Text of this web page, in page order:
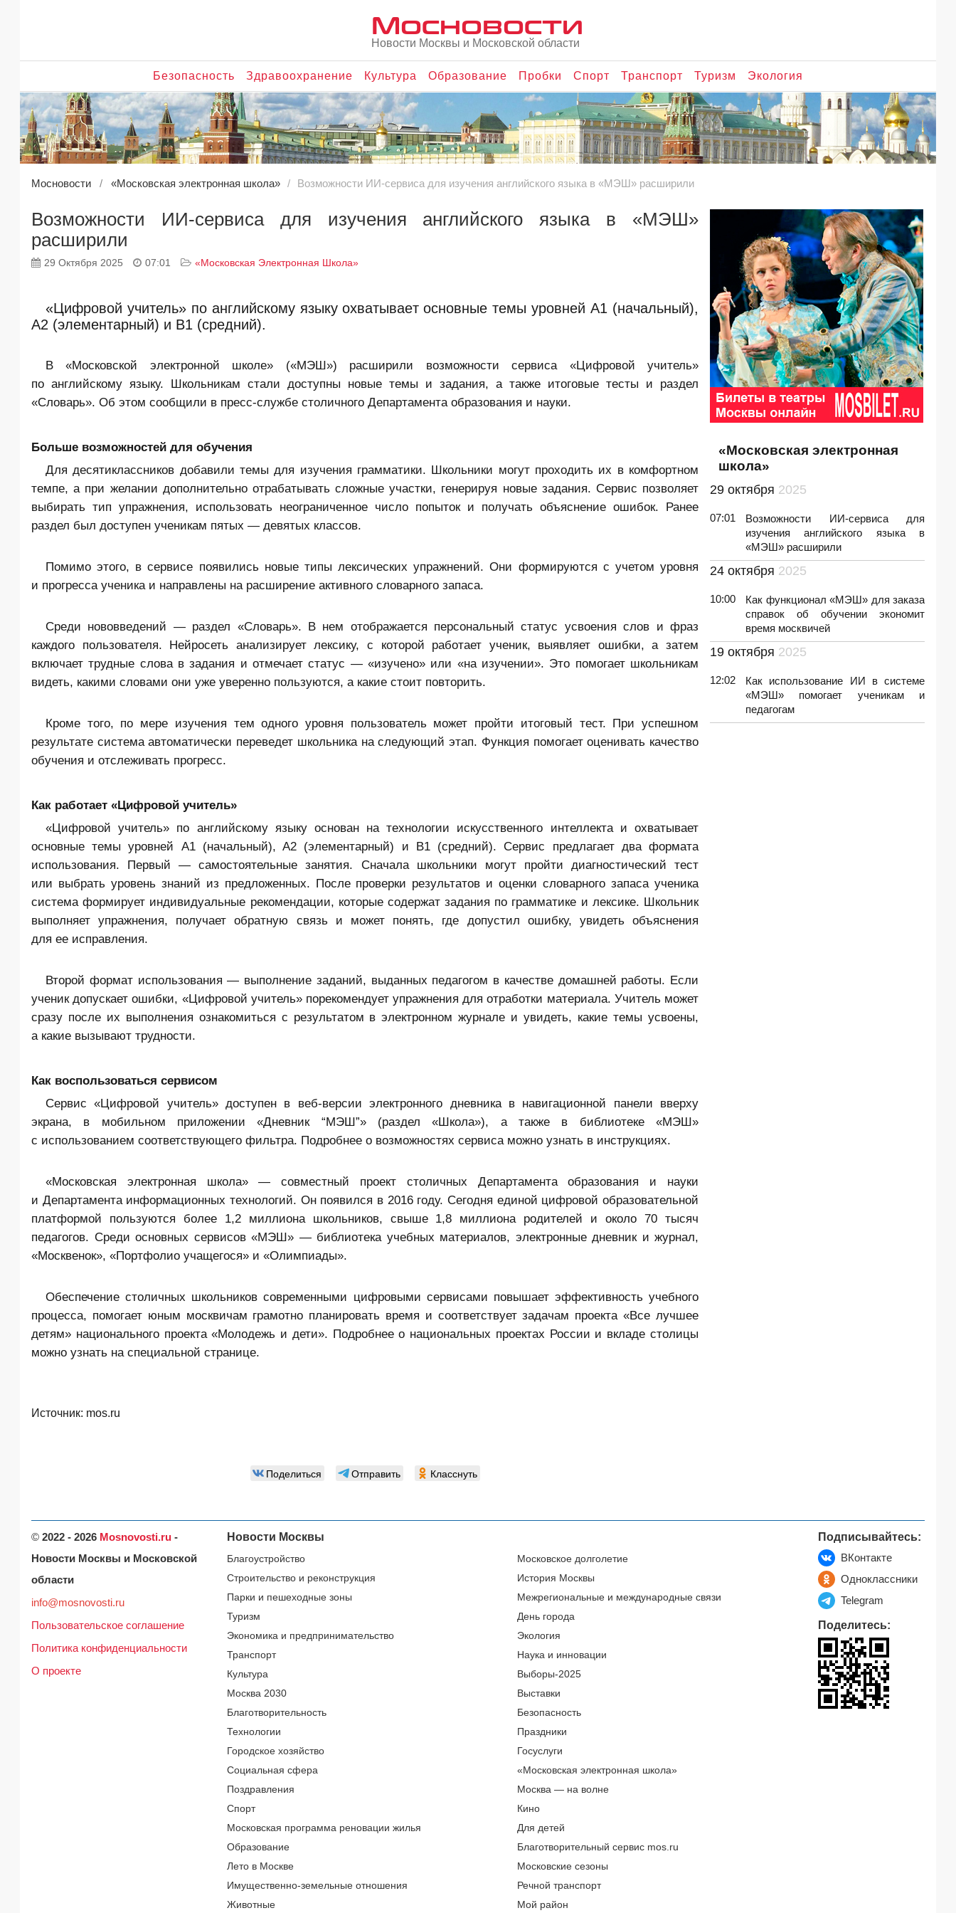
Мосновости
Новости Москвы и Московской области
Безопасность Здравоохранение Культура Образование Пробки Спорт Транспорт Туризм Экология
Мосновости «Московская электронная школа» Возможности ИИ-сервиса для изучения английского языка в «МЭШ» расширили
Возможности ИИ-сервиса для изучения английского языка в «МЭШ»
расширили
29 Октября 2025 07:01 «Московская Электронная Школа»
«Цифровой учитель» по английскому языку охватывает основные темы уровней A1 (начальный),
A2 (элементарный) и B1 (средний).
В «Московской электронной школе» («МЭШ») расширили возможности сервиса «Цифровой учитель»
по английскому языку. Школьникам стали доступны новые темы и задания, а также итоговые тесты и раздел
«Словарь». Об этом сообщили в пресс-службе столичного Департамента образования и науки.
Больше возможностей для обучения
Для десятиклассников добавили темы для изучения грамматики. Школьники могут проходить их в комфортном
темпе, а при желании дополнительно отрабатывать сложные участки, генерируя новые задания. Сервис позволяет
выбирать тип упражнения, использовать неограниченное число попыток и получать объяснение ошибок. Ранее
раздел был доступен ученикам пятых — девятых классов.
Помимо этого, в сервисе появились новые типы лексических упражнений. Они формируются с учетом уровня
и прогресса ученика и направлены на расширение активного словарного запаса.
Среди нововведений — раздел «Словарь». В нем отображается персональный статус усвоения слов и фраз
каждого пользователя. Нейросеть анализирует лексику, с которой работает ученик, выявляет ошибки, а затем
включает трудные слова в задания и отмечает статус — «изучено» или «на изучении». Это помогает школьникам
видеть, какими словами они уже уверенно пользуются, а какие стоит повторить.
Кроме того, по мере изучения тем одного уровня пользователь может пройти итоговый тест. При успешном
результате система автоматически переведет школьника на следующий этап. Функция помогает оценивать качество
обучения и отслеживать прогресс.
Как работает «Цифровой учитель»
«Цифровой учитель» по английскому языку основан на технологии искусственного интеллекта и охватывает
основные темы уровней A1 (начальный), A2 (элементарный) и B1 (средний). Сервис предлагает два формата
использования. Первый — самостоятельные занятия. Сначала школьники могут пройти диагностический тест
или выбрать уровень знаний из предложенных. После проверки результатов и оценки словарного запаса ученика
система формирует индивидуальные рекомендации, которые содержат задания по грамматике и лексике. Школьник
выполняет упражнения, получает обратную связь и может понять, где допустил ошибку, увидеть объяснения
для ее исправления.
Второй формат использования — выполнение заданий, выданных педагогом в качестве домашней работы. Если
ученик допускает ошибки, «Цифровой учитель» порекомендует упражнения для отработки материала. Учитель может
сразу после их выполнения ознакомиться с результатом в электронном журнале и увидеть, какие темы усвоены,
а какие вызывают трудности.
Как воспользоваться сервисом
Сервис «Цифровой учитель» доступен в веб-версии электронного дневника в навигационной панели вверху
экрана, в мобильном приложении «Дневник “МЭШ”» (раздел «Школа»), а также в библиотеке «МЭШ»
с использованием соответствующего фильтра. Подробнее о возможностях сервиса можно узнать в инструкциях.
«Московская электронная школа» — совместный проект столичных Департамента образования и науки
и Департамента информационных технологий. Он появился в 2016 году. Сегодня единой цифровой образовательной
платформой пользуются более 1,2 миллиона школьников, свыше 1,8 миллиона родителей и около 70 тысяч
педагогов. Среди основных сервисов «МЭШ» — библиотека учебных материалов, электронные дневник и журнал,
«Москвенок», «Портфолио учащегося» и «Олимпиады».
Обеспечение столичных школьников современными цифровыми сервисами повышает эффективность учебного
процесса, помогает юным москвичам грамотно планировать время и соответствует задачам проекта «Все лучшее
детям» национального проекта «Молодежь и дети». Подробнее о национальных проектах России и вкладе столицы
можно узнать на специальной странице.
Источник: mos.ru
Поделиться Отправить Класснуть
«Московская электронная
школа»
29 октября 2025
07:01
Возможности ИИ-сервиса для
изучения английского языка в
«МЭШ» расширили
24 октября 2025
10:00
Как функционал «МЭШ» для заказа
справок об обучении экономит
время москвичей
19 октября 2025
12:02
Как использование ИИ в системе
«МЭШ» помогает ученикам и
педагогам
© 2022 - 2026 Mosnovosti.ru -
Новости Москвы и Московской
области
info@mosnovosti.ru
Пользовательское соглашение
Политика конфиденциальности
О проекте
Новости Москвы
Благоустройство
Строительство и реконструкция
Парки и пешеходные зоны
Туризм
Экономика и предпринимательство
Транспорт
Культура
Москва 2030
Благотворительность
Технологии
Городское хозяйство
Социальная сфера
Поздравления
Спорт
Московская программа реновации жилья
Образование
Лето в Москве
Имущественно-земельные отношения
Животные
Московское долголетие
История Москвы
Межрегиональные и международные связи
День города
Экология
Наука и инновации
Выборы-2025
Выставки
Безопасность
Праздники
Госуслуги
«Московская электронная школа»
Москва — на волне
Кино
Для детей
Благотворительный сервис mos.ru
Московские сезоны
Речной транспорт
Мой район
Подписывайтесь:
ВКонтакте
Одноклассники
Telegram
Поделитесь: